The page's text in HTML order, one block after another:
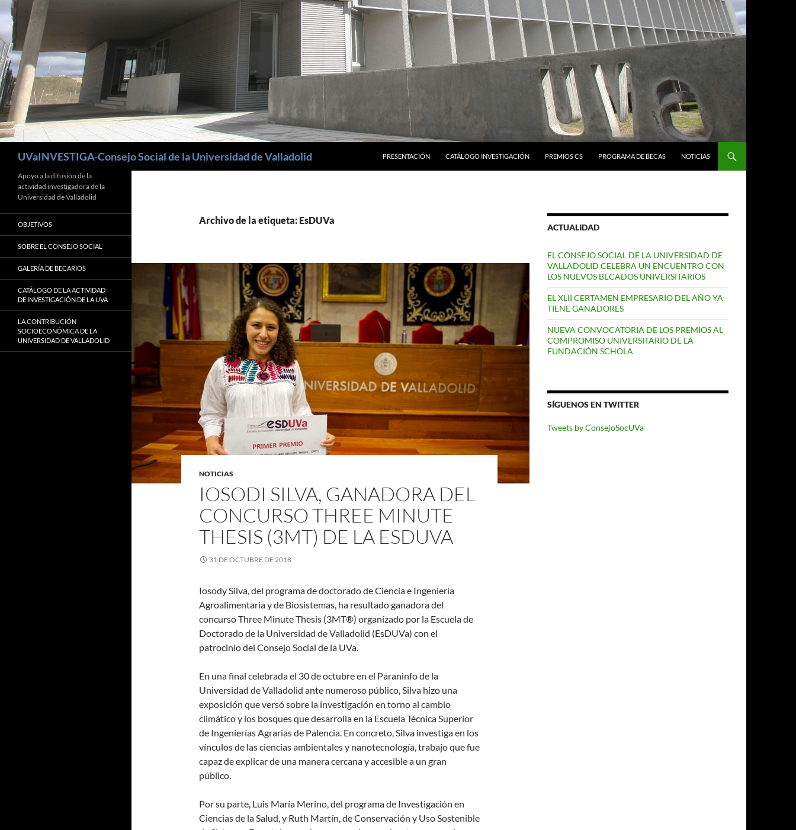
UVaINVESTIGA-Consejo Social de la Universidad de Valladolid
PRESENTACIÓN
CATÁLOGO INVESTIGACIÓN PREMIOS CS PROGRAMA DE BECAS NOTICIAS
Archivo de la etiqueta: EsDUVa
NOTICIAS
IOSODI SILVA, GANADORA DEL
CONCURSO THREE MINUTE
THESIS (3MT) DE LA ESDUVA
31 DE OCTUBRE DE 2018
Iosody Silva, del programa de doctorado de Ciencia e Ingeniería
Agroalimentaria y de Biosistemas, ha resultado ganadora del
concurso Three Minute Thesis (3MT®) organizado por la Escuela de
Doctorado de la Universidad de Valladolid (EsDUVa) con el
patrocinio del Consejo Social de la UVa.
En una final celebrada el 30 de octubre en el Paraninfo de la
Universidad de Valladolid ante numeroso público, Silva hizo una
exposición que versó sobre la investigación en torno al cambio
climático y los bosques que desarrolla en la Escuela Técnica Superior
de Ingenierías Agrarias de Palencia. En concreto, Silva investiga en los
vínculos de las ciencias ambientales y nanotecnología, trabajo que fue
capaz de explicar de una manera cercana y accesible a un gran
público.
Por su parte, Luis María Merino, del programa de Investigación en
Ciencias de la Salud, y Ruth Martín, de Conservación y Uso Sostenible
ACTUALIDAD
EL CONSEJO SOCIAL DE LA UNIVERSIDAD DE
VALLADOLID CELEBRA UN ENCUENTRO CON
LOS NUEVOS BECADOS UNIVERSITARIOS
EL XLII CERTAMEN EMPRESARIO DEL AÑO YA
TIENE GANADORES
NUEVA CONVOCATORIA DE LOS PREMIOS AL
COMPROMISO UNIVERSITARIO DE LA
FUNDACIÓN SCHOLA
SÍGUENOS EN TWITTER
Tweets by ConsejoSocUVa
Apoyo a la difusión de la
actividad investigadora de la
Universidad de Valladolid
OBJETIVOS
SOBRE EL CONSEJO SOCIAL
GALERÍA DE BECARIOS
CATÁLOGO DE LA ACTIVIDAD
DE INVESTIGACIÓN DE LA UVA
LA CONTRIBUCIÓN
SOCIOECONÓMICA DE LA
UNIVERSIDAD DE VALLADOLID